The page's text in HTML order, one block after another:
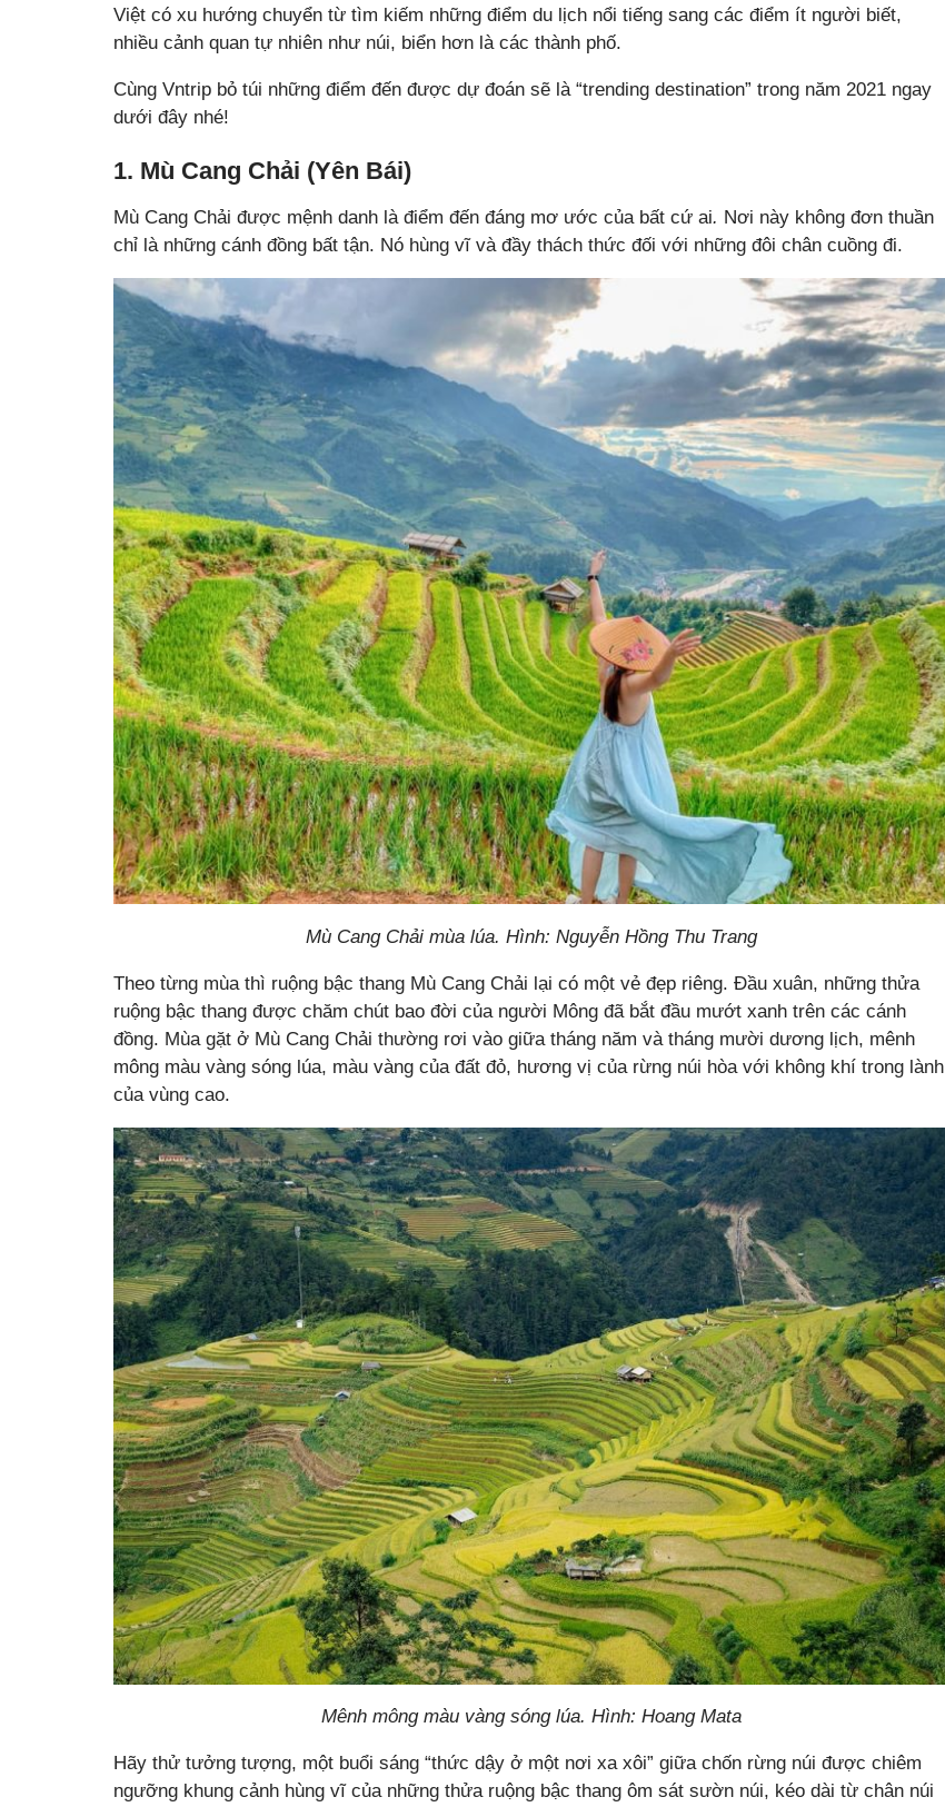
Việt có xu hướng chuyển từ tìm kiếm những điểm du lịch nổi tiếng sang các điểm ít người biết,
nhiều cảnh quan tự nhiên như núi, biển hơn là các thành phố.
Cùng Vntrip bỏ túi những điểm đến được dự đoán sẽ là “trending destination” trong năm 2021 ngay
dưới đây nhé!
1. Mù Cang Chải (Yên Bái)
Mù Cang Chải được mệnh danh là điểm đến đáng mơ ước của bất cứ ai. Nơi này không đơn thuần
chỉ là những cánh đồng bất tận. Nó hùng vĩ và đầy thách thức đối với những đôi chân cuồng đi.
Mù Cang Chải mùa lúa. Hình: Nguyễn Hồng Thu Trang
Theo từng mùa thì ruộng bậc thang Mù Cang Chải lại có một vẻ đẹp riêng. Đầu xuân, những thửa
ruộng bậc thang được chăm chút bao đời của người Mông đã bắt đầu mướt xanh trên các cánh
đồng. Mùa gặt ở Mù Cang Chải thường rơi vào giữa tháng năm và tháng mười dương lịch, mênh
mông màu vàng sóng lúa, màu vàng của đất đỏ, hương vị của rừng núi hòa với không khí trong lành
của vùng cao.
Mênh mông màu vàng sóng lúa. Hình: Hoang Mata
Hãy thử tưởng tượng, một buổi sáng “thức dậy ở một nơi xa xôi” giữa chốn rừng núi được chiêm
ngưỡng khung cảnh hùng vĩ của những thửa ruộng bậc thang ôm sát sườn núi, kéo dài từ chân núi